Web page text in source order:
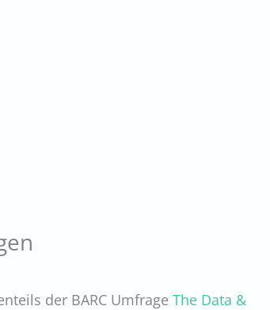
der BARC Umfrage The Data &